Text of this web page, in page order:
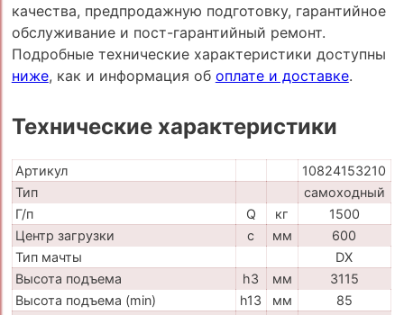
качества, предпродажную подготовку, гарантийное
обслуживание и пост-гарантийный ремонт.
Подробные технические характеристики доступны
ниже, как и информация об оплате и доставке.
Технические характеристики
Артикул
10824153210
Тип
самоходный
Г/п
Q кг
1500
Центр загрузки
c мм
600
Тип мачты
DX
Высота подъема
h3 мм
3115
Высота подъема (min)
h13 мм
85